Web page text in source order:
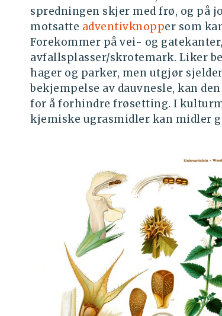
spredningen skjer med frø, og på
motsatte adventivknopper som
Forekommer på vei- og
avfallsplasser/skrotemark. Liker
hager og parker, men utgjør
bekjempelse av dauvnesle, kan
for å forhindre frøsetting. I
kjemiske ugrasmidler kan midler